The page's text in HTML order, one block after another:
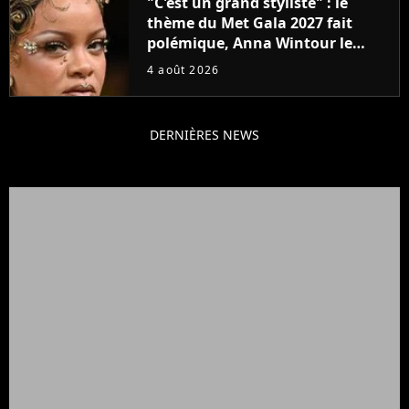
thème du Met Gala 2027 fait
polémique, Anna Wintour le
défend
4 août 2026
DERNIÈRES NEWS